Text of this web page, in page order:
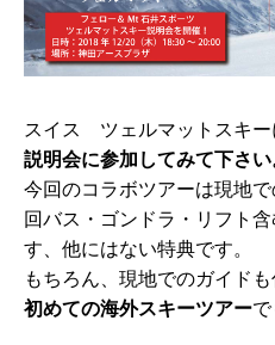
スイス ツェルマットスキー
説明会に参加してみて下さい
今回のコラボツアーは現地
回バス・ゴンドラ・リフト
す、他にはない特典です。
もちろん、現地でのガイド
初めての海外スキーツアーで